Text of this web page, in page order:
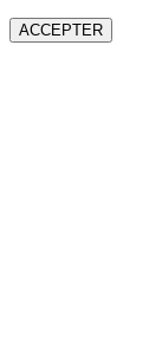
ACCEPTER